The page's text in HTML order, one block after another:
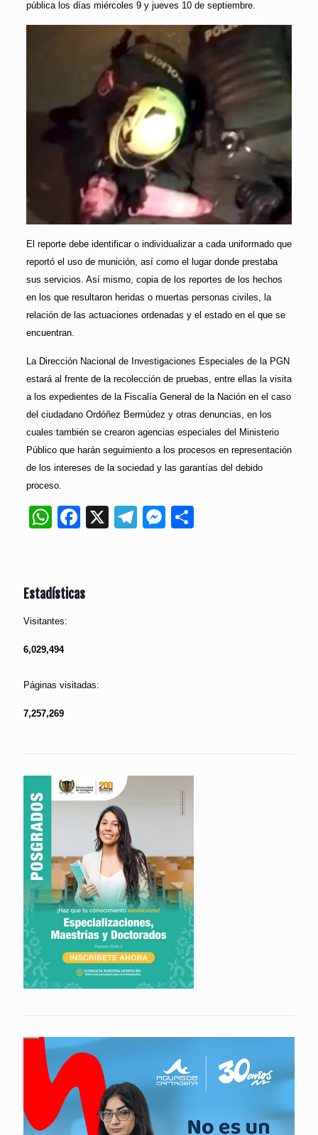
pública los días miércoles 9 y jueves 10 de septiembre.
El reporte debe identificar o individualizar a cada uniformado que
reportó el uso de munición, así como el lugar donde prestaba
sus servicios. Así mismo, copia de los reportes de los hechos
en los que resultaron heridas o muertas personas civiles, la
relación de las actuaciones ordenadas y el estado en el que se
encuentran.
La Dirección Nacional de Investigaciones Especiales de la PGN
estará al frente de la recolección de pruebas, entre ellas la visita
a los expedientes de la Fiscalía General de la Nación en el caso
del ciudadano Ordóñez Bermúdez y otras denuncias, en los
cuales también se crearon agencias especiales del Ministerio
Público que harán seguimiento a los procesos en representación
de los intereses de la sociedad y las garantías del debido
proceso.
WhatsApp
Facebook
X Telegram
Messenger
Estadísticas
Visitantes:
6,029,494
Páginas visitadas:
7,257,269